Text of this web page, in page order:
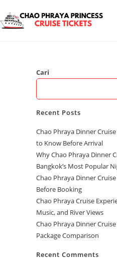
Cari
Recent Posts
Chao Phraya Dinner
to Know Before Arrival
Why Chao Phraya Dinner
Bangkok’s Most Popular
Chao Phraya Dinner
Before Booking
Chao Phraya Cruise
Music, and River Views
Chao Phraya Dinner
Package Comparison
Recent Comments